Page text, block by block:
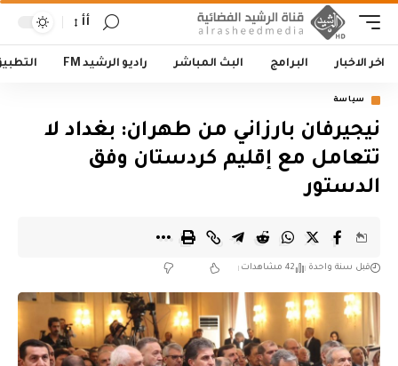
أأ
اخر الاخبار البرامج البث المباشر راديو الرشيد FM
سياسة
نيجيرفان بارزاني من طهران: بغداد لا
تتعامل مع إقليم كردستان وفق
الدستور
قبل سنة واحدة 42 مشاهدات